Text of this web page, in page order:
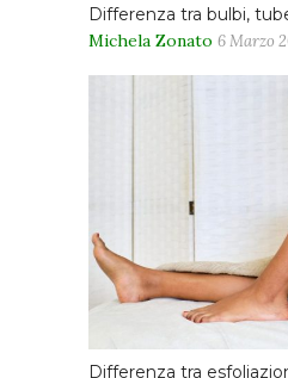
Differenza tra bulbi,
Michela Zonato 6 Marzo
Differenza tra